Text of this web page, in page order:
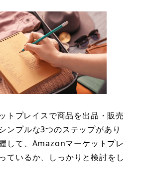
トプレイスで商品を出品・販売
ンプルな3つのステップがあり
して、Amazonマーケットプレ
ているか、しっかりと検討をし